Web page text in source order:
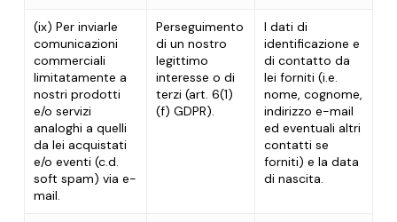
(ix) Per inviarle
comunicazioni
commerciali
limitatamente a
nostri prodotti
e/o servizi
analoghi a quelli
da lei acquistati
e/o eventi (c.d.
soft spam) via e-
mail.
Perseguimento
di un nostro
legittimo
interesse o di
terzi (art. 6(1)
(f) GDPR).
I dati di
identificazione e
di contatto da
lei forniti (i.e.
nome, cognome,
indirizzo e-mail
ed eventuali altri
contatti se
forniti) e la data
di nascita.